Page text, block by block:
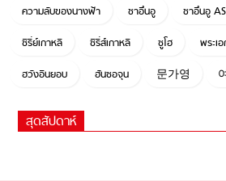
ความลับของนางฟ้า
ชาอึนอู ชาอึนอู
ซีรี่ย์เกาหลี
ซีรี่ส์เกาหลี ซูโฮ พระเ
ฮวังอินยอบ
ฮันซอจุน 문가영
สุดสัปดาห์